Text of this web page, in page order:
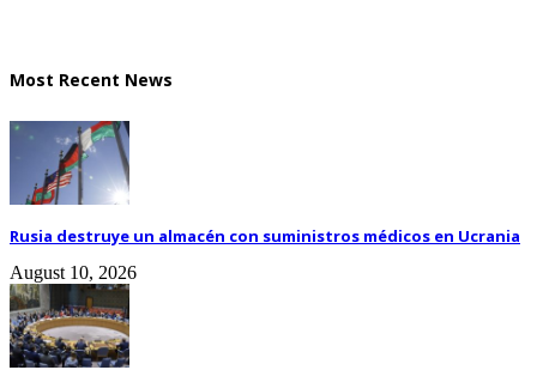
Most Recent News
Rusia destruye un almacén con suministros médicos en Ucrania
August 10, 2026